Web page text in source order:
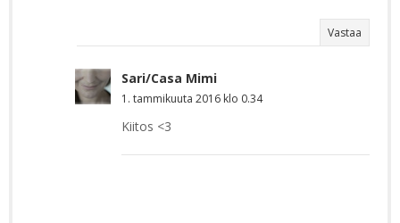
Vastaa
Sari/Casa Mimi
1. tammikuuta 2016 klo 0.34
Kiitos <3